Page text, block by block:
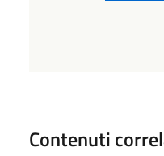
Contenuti